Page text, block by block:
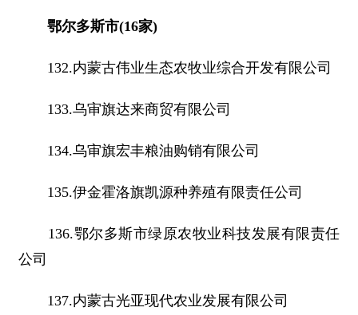
鄂尔多斯市(16家)
132.内蒙古伟业生态农牧业综合开发有限公司
133.乌审旗达来商贸有限公司
134.乌审旗宏丰粮油购销有限公司
135.伊金霍洛旗凯源种养殖有限责任公司
136.鄂尔多斯市绿原农牧业科技发展有限责任
公司
137.内蒙古光亚现代农业发展有限公司